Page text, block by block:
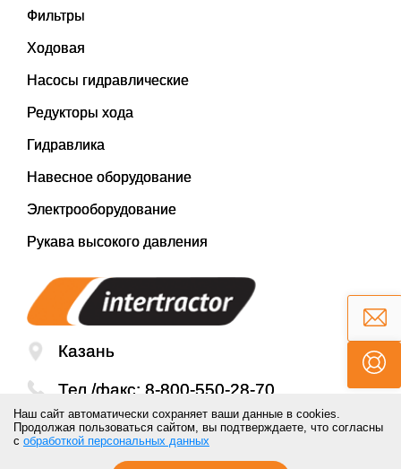
Фильтры
Ходовая
Насосы гидравлические
Редукторы хода
Гидравлика
Навесное оборудование
Электрооборудование
Рукава высокого давления
Казань
Тел./факс: 8-800-550-28-70
Email:mail@inter-tractor.ru
Наш сайт автоматически сохраняет ваши данные в cookies.
Продолжая пользоваться сайтом, вы подтверждаете, что согласны
с обработкой персональных данных